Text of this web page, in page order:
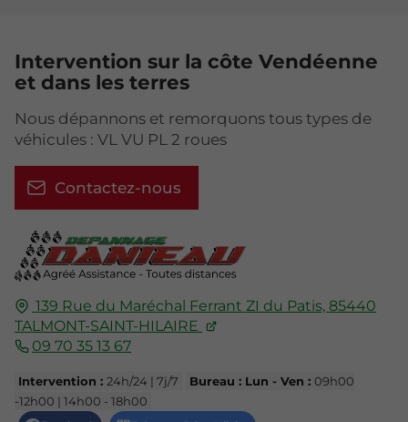
139 Rue du Maréchal Ferrant ZI du Patis, 85440
TALMONT-SAINT-HILAIRE
09 70 35 13 67
Intervention :24h/24 | 7j/7 Bureau : Lun - Ven :09h00
-12h00 | 14h00 - 18h00
Intervention sur la côte Vendéenne
et dans les terres
Nous dépannons et remorquons tous types de
véhicules : VL VU PL 2 roues
Contactez-nous